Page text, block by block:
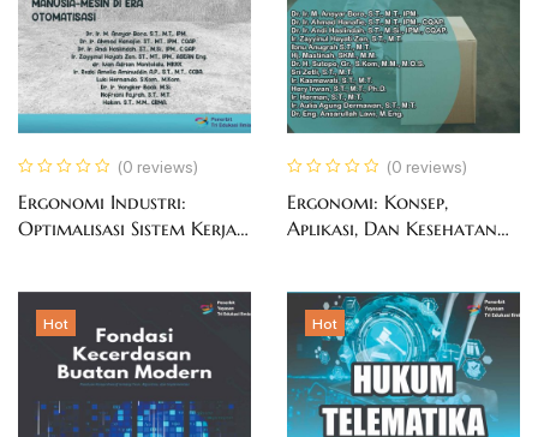
(0 reviews)
Ergonomi Industri:
Optimalisasi Sistem Kerja
(0 reviews)
Ergonomi: Konsep,
Aplikasi, Dan Kesehatan
Hot Hot